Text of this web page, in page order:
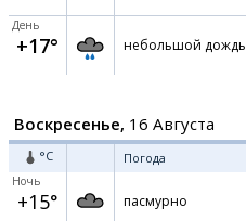
День
+17° небольшой дождь
Воскресенье, 16 Августа
°C Погода
Ночь
+15° пасмурно